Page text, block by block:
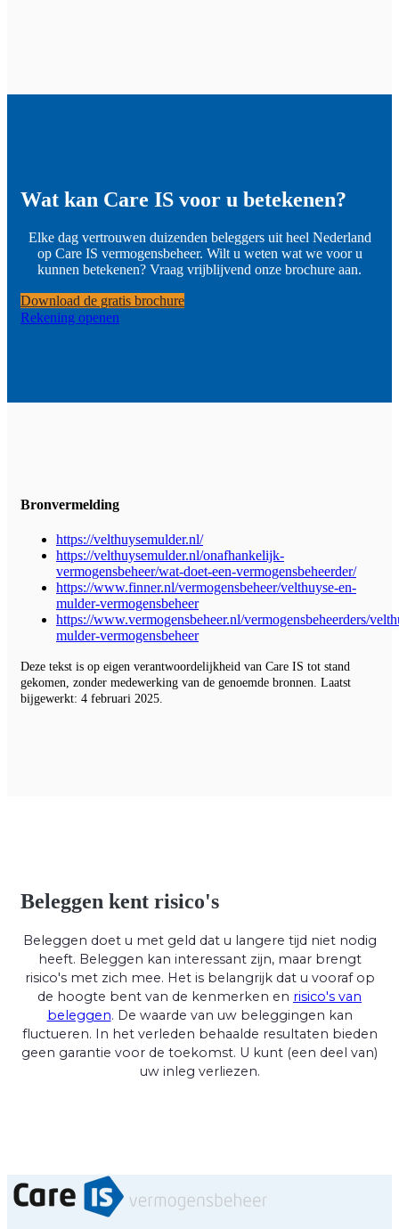
Wat kan Care IS voor u betekenen?
Elke dag vertrouwen duizenden beleggers uit heel Nederland
op Care IS vermogensbeheer. Wilt u weten wat we voor u
kunnen betekenen? Vraag vrijblijvend onze brochure aan.
Download de gratis brochure
Rekening openen
Bronvermelding
https://velthuysemulder.nl/
https://velthuysemulder.nl/onafhankelijk-
vermogensbeheer/wat-doet-een-vermogensbeheerder/
https://www.finner.nl/vermogensbeheer/velthuyse-en-
mulder-vermogensbeheer
https://www.vermogensbeheer.nl/vermogensbeheerders/
mulder-vermogensbeheer
Deze tekst is op eigen verantwoordelijkheid van Care IS tot stand
gekomen, zonder medewerking van de genoemde bronnen. Laatst
bijgewerkt: 4 februari 2025.
Beleggen kent risico's
Beleggen doet u met geld dat u langere tijd niet nodig
heeft. Beleggen kan interessant zijn, maar brengt
risico's met zich mee. Het is belangrijk dat u vooraf op
de hoogte bent van de kenmerken en risico's van
beleggen. De waarde van uw beleggingen kan
fluctueren. In het verleden behaalde resultaten bieden
geen garantie voor de toekomst. U kunt (een deel van)
uw inleg verliezen.